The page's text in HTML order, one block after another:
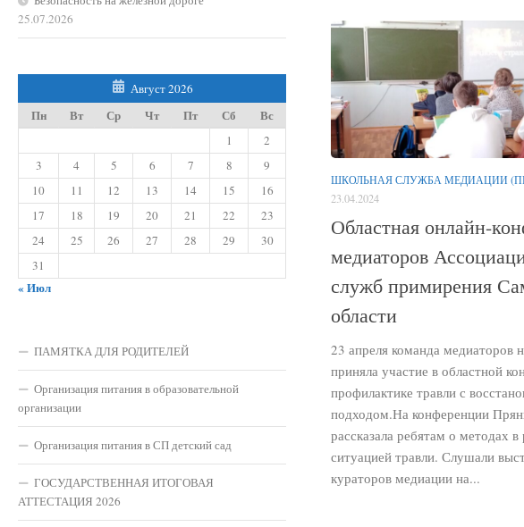
ШКОЛЬНАЯ СЛУЖБА МЕДИАЦИИ
23.04.2024
Областная онлайн-
медиаторов
служб примирения
области
23 апреля команда медиаторов
приняла участие в областной
профилактике травли с
подходом.На конференции
рассказала ребятам о методах в
ситуацией травли. Слушали
кураторов медиации на...
25.07.2026
Август 2026
Пн Вт Ср Чт Пт Сб Вс
1
2
3
4 5 6 7 8
9
10
11 12 13 14 15
16
17
18 19 20 21 22
23
24
25 26 27 28 29
30
31
« Июл
ПАМЯТКА ДЛЯ РОДИТЕЛЕЙ
Организация питания в образовательной
организации
Организация питания в СП детский сад
ГОСУДАРСТВЕННАЯ ИТОГОВАЯ
АТТЕСТАЦИЯ 2026